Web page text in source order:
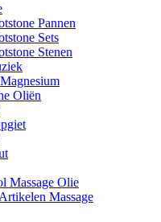
Pannen
Sets
Stenen
Oliën
Massage Olie
Massage